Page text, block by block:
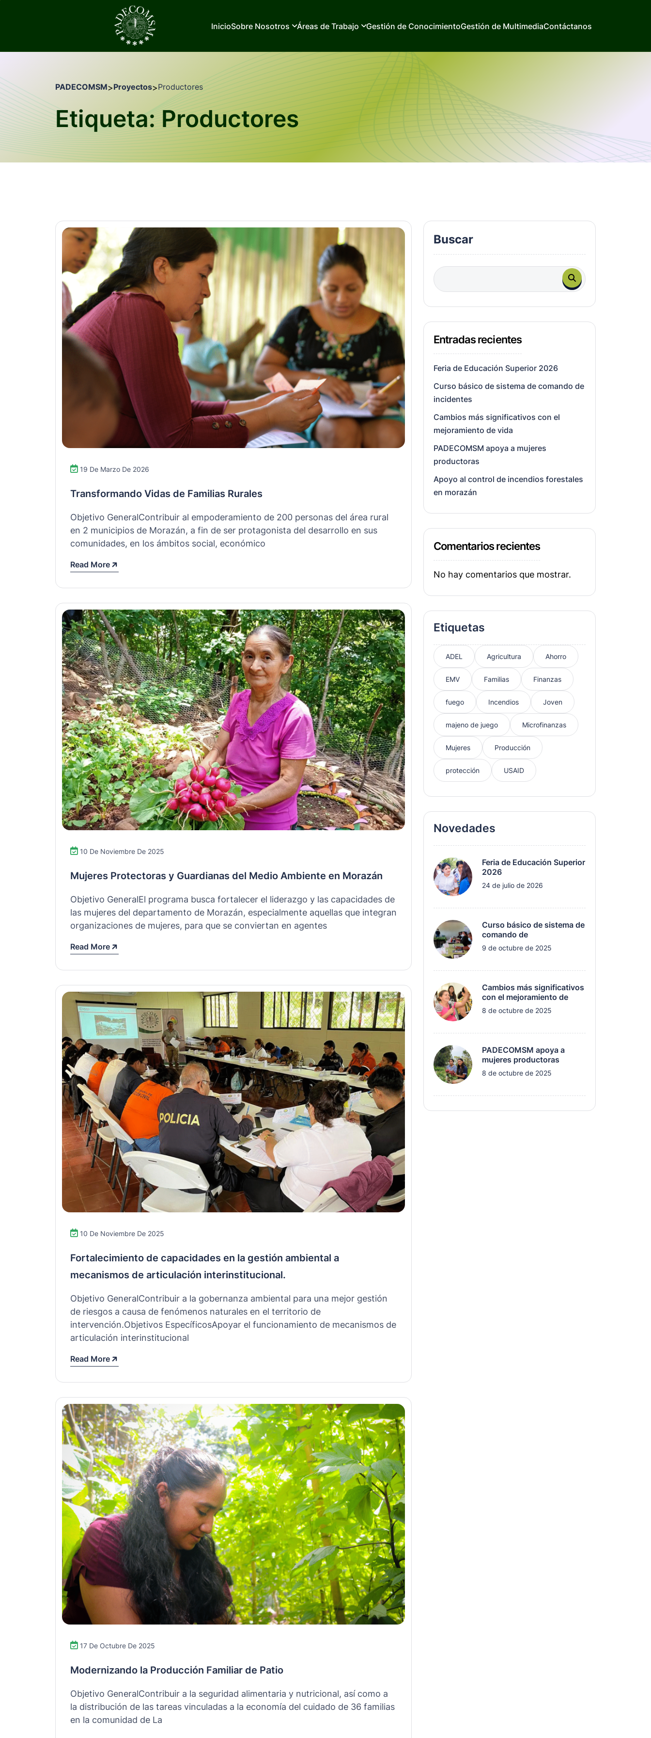
InicioSobre Nosotros Áreas de Trabajo Gestión de ConocimientoGestión de MultimediaContáctanos
PADECOMSM>Proyectos>Productores
Etiqueta: Productores
19 De Marzo De 2026
Transformando Vidas de Familias Rurales
Objetivo GeneralContribuir al empoderamiento de 200 personas del área rural
en 2 municipios de Morazán, a fin de ser protagonista del desarrollo en sus
comunidades, en los ámbitos social, económico
Read More
10 De Noviembre De 2025
Mujeres Protectoras y Guardianas del Medio Ambiente en Morazán
Objetivo GeneralEl programa busca fortalecer el liderazgo y las capacidades de
las mujeres del departamento de Morazán, especialmente aquellas que integran
organizaciones de mujeres, para que se conviertan en agentes
Read More
10 De Noviembre De 2025
Fortalecimiento de capacidades en la gestión ambiental a
mecanismos de articulación interinstitucional.
Objetivo GeneralContribuir a la gobernanza ambiental para una mejor gestión
de riesgos a causa de fenómenos naturales en el territorio de
intervención.Objetivos EspecíficosApoyar el funcionamiento de mecanismos de
articulación interinstitucional
Read More
17 De Octubre De 2025
Modernizando la Producción Familiar de Patio
Objetivo GeneralContribuir a la seguridad alimentaria y nutricional, así como a
la distribución de las tareas vinculadas a la economía del cuidado de 36 familias
en la comunidad de La
Buscar
Entradas recientes
Feria de Educación Superior 2026
Curso básico de sistema de comando de
incidentes
Cambios más significativos con el
mejoramiento de vida
PADECOMSM apoya a mujeres
productoras
Apoyo al control de incendios forestales
en morazán
Comentarios recientes
No hay comentarios que mostrar.
Etiquetas
ADEL Agricultura Ahorro
EMV Familias Finanzas
fuego Incendios Joven
majeno de juego Microfinanzas
Mujeres Producción
protección USAID
Novedades
Feria de Educación Superior
2026
24 de julio de 2026
Curso básico de sistema de
comando de
9 de octubre de 2025
Cambios más significativos
con el mejoramiento de
8 de octubre de 2025
PADECOMSM apoya a
mujeres productoras
8 de octubre de 2025